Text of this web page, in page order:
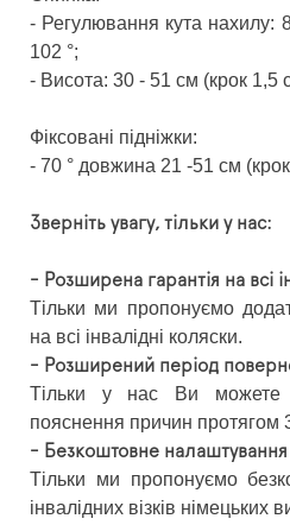
- Регулювання кута нахилу:
102 °;
- Висота: 30 - 51 см (крок 1,5
Фіксовані підніжки:
- 70 ° довжина 21 -51 см
Зверніть увагу, тільки у нас:
- Розширена гарантія на всі
Тільки ми пропонуємо
на всі інвалідні коляски.
- Розширений період
Тільки у нас Ви можете
пояснення причин протягом
- Безкоштовне налаштування
Тільки ми пропонуємо
інвалідних візків німецьких